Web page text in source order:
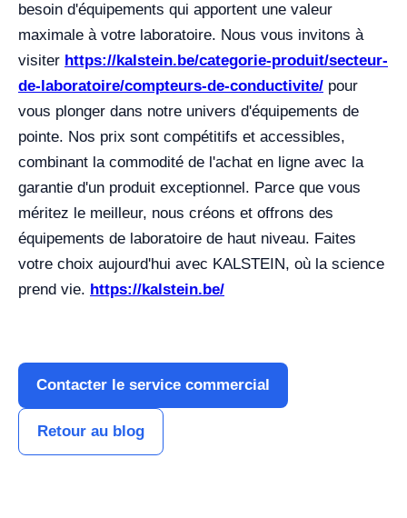
besoin d'équipements qui apportent une valeur
maximale à votre laboratoire. Nous vous invitons à
visiter https://kalstein.be/categorie-produit/secteur-
de-laboratoire/compteurs-de-conductivite/ pour
vous plonger dans notre univers d'équipements de
pointe. Nos prix sont compétitifs et accessibles,
combinant la commodité de l'achat en ligne avec la
garantie d'un produit exceptionnel. Parce que vous
méritez le meilleur, nous créons et offrons des
équipements de laboratoire de haut niveau. Faites
votre choix aujourd'hui avec KALSTEIN, où la science
prend vie. https://kalstein.be/
Contacter le service commercial
Retour au blog